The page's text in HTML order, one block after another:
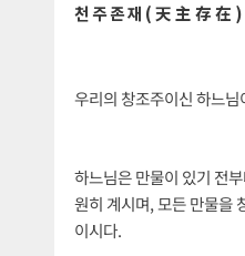
천주존재(天主存在)
우리의 창조주이신 하느
하느님은 만물이 있기 전
원히 계시며, 모든 만물을
이시다.